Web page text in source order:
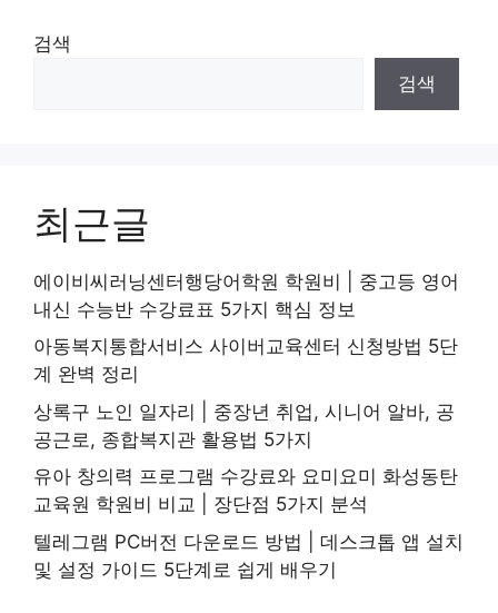
검색
검색
최근글
에이비씨러닝센터행당어학원 학원비 | 중고등 영어
내신 수능반 수강료표 5가지 핵심 정보
아동복지통합서비스 사이버교육센터 신청방법 5단
계 완벽 정리
상록구 노인 일자리 | 중장년 취업, 시니어 알바, 공
공근로, 종합복지관 활용법 5가지
유아 창의력 프로그램 수강료와 요미요미 화성동탄
교육원 학원비 비교 | 장단점 5가지 분석
텔레그램 PC버전 다운로드 방법 | 데스크톱 앱 설치
및 설정 가이드 5단계로 쉽게 배우기